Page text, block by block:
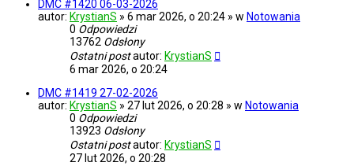
DMC #1420 06-03-2026
autor: KrystianS » 6 mar 2026, o 20:24 » w Notowania
0 Odpowiedzi
13762 Odsłony
Ostatni postautor: KrystianS
6 mar 2026, o 20:24
DMC #1419 27-02-2026
autor: KrystianS » 27 lut 2026, o 20:28 » w Notowania
0 Odpowiedzi
13923 Odsłony
Ostatni postautor: KrystianS
27 lut 2026, o 20:28